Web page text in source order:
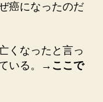
癌になったのだ
くなったと言っ
いる。
→ここで